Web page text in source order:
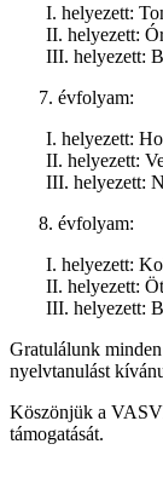
I. helyezett:
II. helyezett:
III. helyezett:
évfolyam:
I. helyezett:
II. helyezett:
III. helyezett:
évfolyam:
I. helyezett:
II. helyezett:
III. helyezett:
Gratulálunk
nyelvtanulást
Köszönjük a
támogatását.